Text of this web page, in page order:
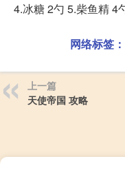
4.冰糖 2勺 5.柴鱼精 4
网络标签：
上一篇
天使帝国 攻略